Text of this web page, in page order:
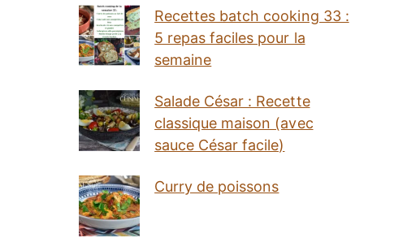
Recettes batch cooking 33 :
5 repas faciles pour la
semaine
Salade César : Recette
classique maison (avec
sauce César facile)
Curry de poissons